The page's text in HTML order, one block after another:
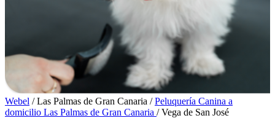
Webel / Las Palmas de Gran Canaria / Peluquería Canina a
domicilio Las Palmas de Gran Canaria / Vega de San José